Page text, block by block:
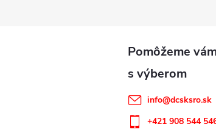
info@dcsksro.sk
+421 908 544